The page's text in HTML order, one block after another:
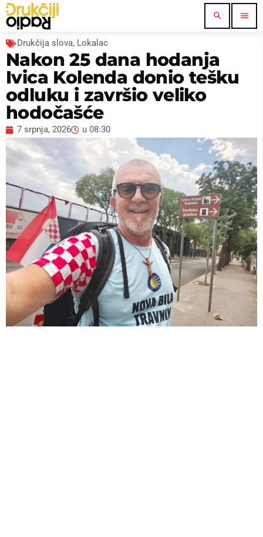
search menu
Drukčija slova, Lokalac
Nakon 25 dana hodanja
Ivica Kolenda donio tešku
odluku i završio veliko
hodočašće
7 srpnja, 2026 u 08:30